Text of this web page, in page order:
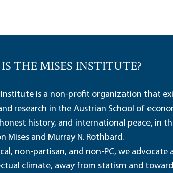
THE MISES INSTITUTE?
Institute is a non-profit organization that
research in the Austrian School of
history, and international peace, in
Mises and Murray N. Rothbard.
non-partisan, and non-PC, we advocate
climate, away from statism and